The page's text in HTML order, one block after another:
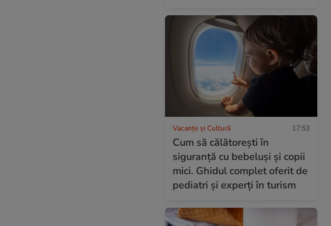
Vacanțe și Cultură 17:53
Cum să călătorești în
siguranță cu bebeluși și copii
mici. Ghidul complet oferit de
pediatri și experți în turism